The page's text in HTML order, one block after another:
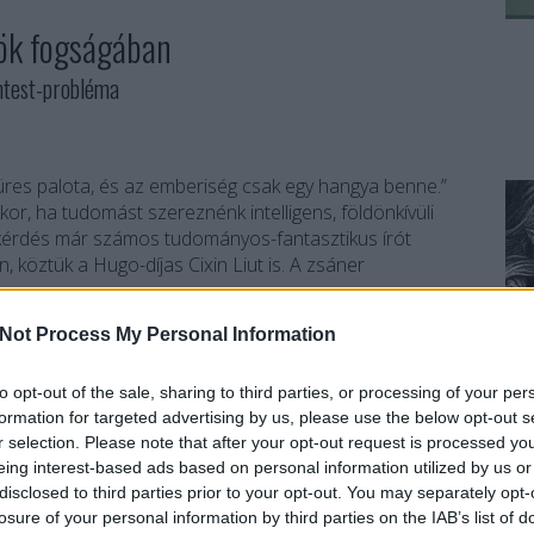
Process My Personal Information
opt-out of the sale, sharing to third parties, or processing of your
for targeted advertising by us, please use the below opt-out
selection. Please note that after your opt-out request is processed
interest-based ads based on personal information utilized by us
to third parties prior to your opt-out. You may separately
of your personal information by third parties on the IAB’s list of
fogságában
probléma
palota, és az emberiség csak egy hangya benne.”
ha tudomást szereznénk intelligens, földönkívüli
már számos tudományos-fantasztikus írót
köztük a Hugo-díjas Cixin Liut is. A zsáner
TOVÁBB
Szólj hozzá!
Európa Könyvkiadó Cixin Liu A Háromtest-probléma A háromtest-trilógia